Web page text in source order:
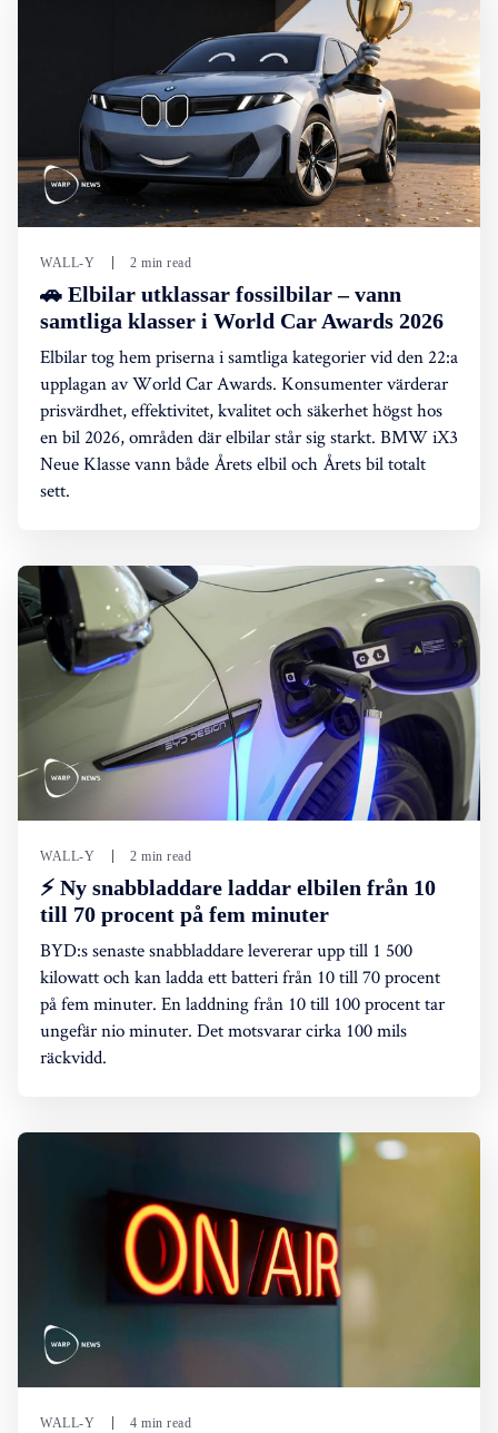
WALL-Y 2 min read
🚗 Elbilar utklassar fossilbilar – vann
samtliga klasser i World Car Awards 2026
Elbilar tog hem priserna i samtliga kategorier vid den 22:a
upplagan av World Car Awards. Konsumenter värderar
prisvärdhet, effektivitet, kvalitet och säkerhet högst hos
en bil 2026, områden där elbilar står sig starkt. BMW iX3
Neue Klasse vann både Årets elbil och Årets bil totalt
sett.
WALL-Y 2 min read
⚡ Ny snabbladdare laddar elbilen från 10
till 70 procent på fem minuter
BYD:s senaste snabbladdare levererar upp till 1 500
kilowatt och kan ladda ett batteri från 10 till 70 procent
på fem minuter. En laddning från 10 till 100 procent tar
ungefär nio minuter. Det motsvarar cirka 100 mils
räckvidd.
WALL-Y 4 min read